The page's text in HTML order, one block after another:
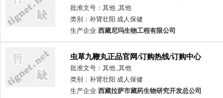
规格订购热线
批准文号：其他 ,其他
类别：补肾壮阳 成人保健
生产企业:西藏尼玛生物工程有限公司
虫草九鞭丸正品官网/订购热线/订购中心
批准文号：其他 ,其他
类别：补肾壮阳 成人保健
生产企业:西藏拉萨市藏药生物研究开发总公司